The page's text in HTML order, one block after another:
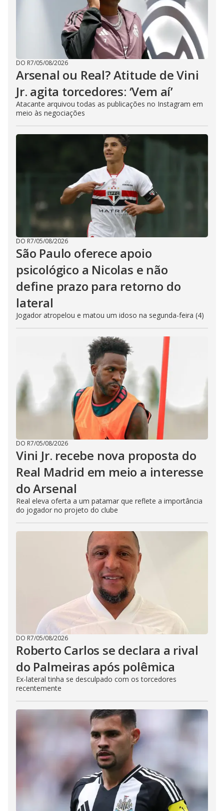
DO R7/05/08/2026
Arsenal ou Real? Atitude de Vini
Jr. agita torcedores: ‘Vem aí’
Atacante arquivou todas as publicações no Instagram em
meio às negociações
DO R7/05/08/2026
São Paulo oferece apoio
psicológico a Nicolas e não
define prazo para retorno do
lateral
Jogador atropelou e matou um idoso na segunda-feira (4)
DO R7/05/08/2026
Vini Jr. recebe nova proposta do
Real Madrid em meio a interesse
do Arsenal
Real eleva oferta a um patamar que reflete a importância
do jogador no projeto do clube
DO R7/05/08/2026
Roberto Carlos se declara a rival
do Palmeiras após polêmica
Ex-lateral tinha se desculpado com os torcedores
recentemente